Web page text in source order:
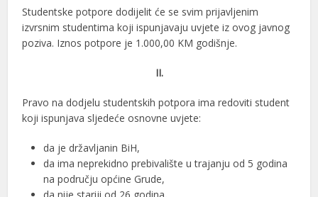
Studentske potpore dodijelit će se svim prijavljenim
izvrsnim studentima koji ispunjavaju uvjete iz ovog javnog
poziva. Iznos potpore je 1.000,00 KM godišnje.
II.
Pravo na dodjelu studentskih potpora ima redoviti student
koji ispunjava sljedeće osnovne uvjete:
da je državljanin BiH,
da ima neprekidno prebivalište u trajanju od 5 godina
na području općine Grude,